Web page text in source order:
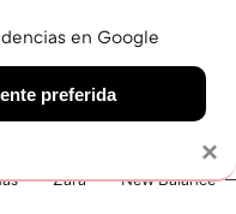
GASTRO SNEAKERS
Zara New Balance
×
en Google
preferida